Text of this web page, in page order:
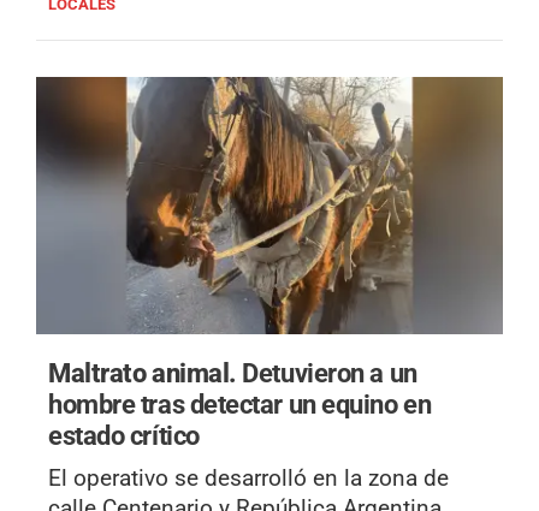
LOCALES
Maltrato animal. Detuvieron a un
hombre tras detectar un equino en
estado crítico
El operativo se desarrolló en la zona de